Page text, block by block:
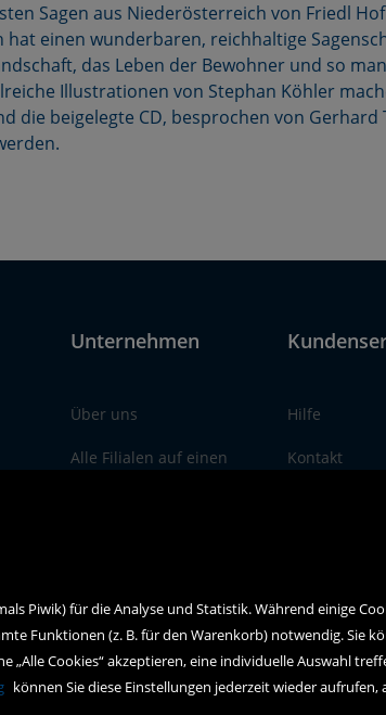
Sagen aus Niederösterreich von Friedl
einen wunderbaren, reichhaltige
das Leben der Bewohner und so
Illustrationen von Stephan Köhler
die beigelegte CD, besprochen von
Unternehmen
Über uns
Alle Filialen auf einen
Hilfe
Kontakt
Piwik) für die Analyse und Statistik. Während einige
Funktionen (z. B. für den Warenkorb) notwendig. Sie
Cookies“ akzeptieren, eine individuelle Auswahl
können Sie diese Einstellungen jederzeit wieder